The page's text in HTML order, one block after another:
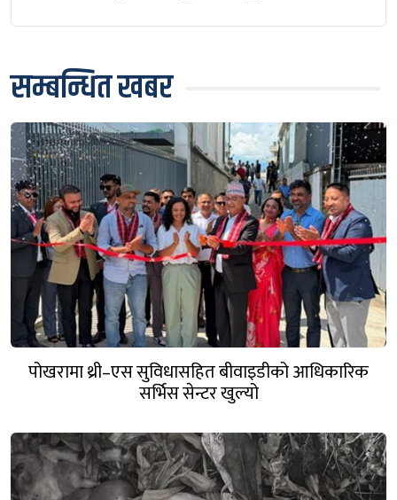
सम्बन्धित खबर
पोखरामा थ्री–एस सुविधासहित बीवाइडीको आधिकारिक
सर्भिस सेन्टर खुल्यो